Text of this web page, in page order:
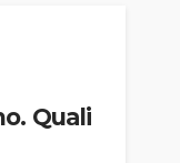
Quali
causa